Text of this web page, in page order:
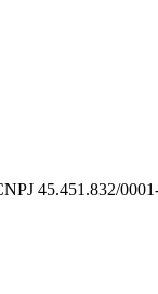
45.451.832/